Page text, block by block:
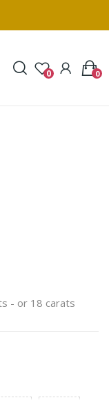
0 0
- or 18 carats